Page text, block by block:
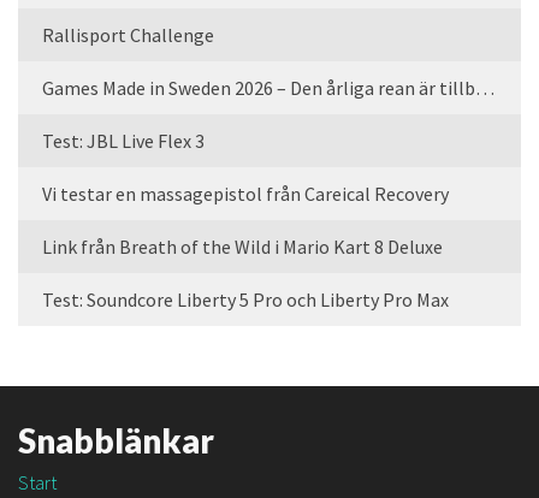
Rallisport Challenge
Games Made in Sweden 2026 – Den årliga rean är tillbaka
Test: JBL Live Flex 3
Vi testar en massagepistol från Careical Recovery
Link från Breath of the Wild i Mario Kart 8 Deluxe
Test: Soundcore Liberty 5 Pro och Liberty Pro Max
Snabblänkar
Start